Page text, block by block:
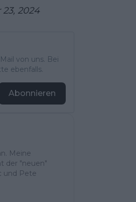
2024
von uns. Bei
ebenfalls.
Abonnieren
Meine
der "neuen"
und Pete